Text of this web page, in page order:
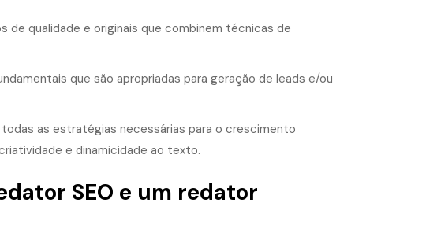
de qualidade e originais que combinem técnicas de
que são apropriadas para geração de leads e/ou
as estratégias necessárias para o crescimento
e dinamicidade ao texto.
SEO e um redator